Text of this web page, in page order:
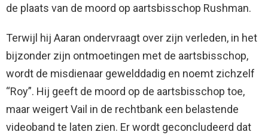
de plaats van de moord op aartsbisschop Rushman.
Terwijl hij Aaran ondervraagt ​​over zijn verleden, in het
bijzonder zijn ontmoetingen met de aartsbisschop,
wordt de misdienaar gewelddadig en noemt zichzelf
“Roy”. Hij geeft de moord op de aartsbisschop toe,
maar weigert Vail in de rechtbank een belastende
videoband te laten zien. Er wordt geconcludeerd dat